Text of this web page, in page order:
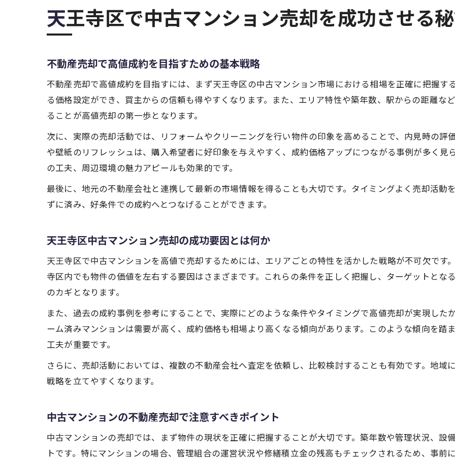
不動産売却の相場観を磨く実践ポイント解説
不動産売却相場を正しく把握するための方法
天王寺区の不動産売却相場と市場動向の特徴
相場を参考にした不動産売却価格の決め方
売却事例から学ぶ相場観の養い方と注意点
不動産売却で築年数が価格に与える影響分析
駅距離が中古マンション売却に及ぼす効果
不動産売却で重視すべき駅徒歩条件の見極め方
築年数ごとの売却価格差を賢く把握する方法
不動産売却でエリア特性を見極める重要性
天王寺区内でマンション売却成功が多いエリアの特
エリア比較による不動産売却戦略の立て方
エリア別の売却事例を活用した不動産売却術
高値成約へ導く中古マンション売却準備の極意
内見対策と印象改善で不動産売却を有利に
高値成約を目指した不動産売却の事前チェック
納得の価格で売るために今知っておきたい知識
不動産売却で納得価格を実現する交渉術
天王寺区で中古マンション売却を成功させる
不動産売却で高値成約を目指すための基本戦略
不動産売却で高値成約を目指すには、まず天王寺区の中古マンション市場における相場を正確に把握す
る価格設定ができ、買主からの信頼も得やすくなります。また、エリア特性や築年数、駅からの距離な
ることが高値売却の第一歩となります。
次に、実際の売却活動では、リフォームやクリーニングを行い物件の印象を高めることで、内見時の評
や壁紙のリフレッシュは、購入希望者に好印象を与えやすく、成約価格アップにつながる事例が多く見
の工夫、周辺環境の魅力アピールも効果的です。
最後に、地元の不動産会社と連携して最新の市場情報を得ることも大切です。タイミングよく売却活動
ずに済み、好条件での成約へとつなげることができます。
天王寺区中古マンション売却の成功要因とは何か
天王寺区で中古マンションを高値で売却するためには、エリアごとの特性を活かした戦略が不可欠です
寺区内でも物件の価値を左右する要因はさまざまです。これらの条件を正しく把握し、ターゲットとな
のカギとなります。
また、過去の成約事例を参考にすることで、実際にどのような条件やタイミングで高値売却が実現した
ーム済みマンションは需要が高く、成約価格も相場より高くなる傾向があります。このような傾向を踏
工夫が重要です。
さらに、売却活動においては、複数の不動産会社へ査定を依頼し、比較検討することも有効です。地域
戦略を立てやすくなります。
中古マンションの不動産売却で注意すべきポイント
中古マンションの売却では、まず物件の現状を正確に把握することが大切です。築年数や管理状況、設
トです。特にマンションの場合、管理組合の運営状況や修繕積立金の残高もチェックされるため、事前